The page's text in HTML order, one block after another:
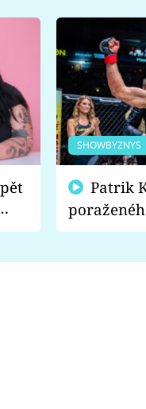
SHOWBYZNYS
fanoušci